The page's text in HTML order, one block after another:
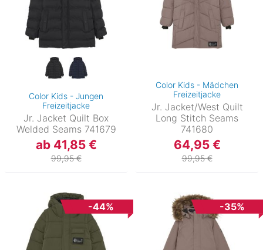
Color Kids - Jungen
Freizeitjacke
Jr. Jacket Quilt Box
Welded Seams 741679
ab 41,85 €
99,95 €
Color Kids - Mädchen
Freizeitjacke
Jr. Jacket/West Quilt
Long Stitch Seams
741680
64,95 €
99,95 €
-44% -35%